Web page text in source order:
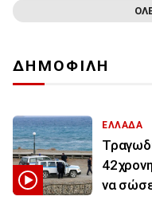
ΔΗΜΟΦΙΛΗ
ΕΛΛΑΔΑ
να